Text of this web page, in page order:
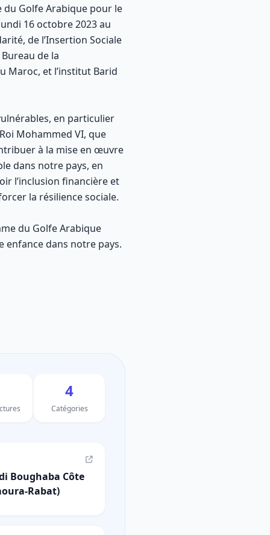
du Golfe Arabique pour le
16 octobre 2023 au
de l’Insertion Sociale
de la
Maroc, et l’institut Barid
en particulier
Mohammed VI, que
à la mise en œuvre
dans notre pays, en
l’inclusion financière et
la résilience sociale.
du Golfe Arabique
enfance dans notre pays.
4
Catégories
Boughaba Côte
Rabat)